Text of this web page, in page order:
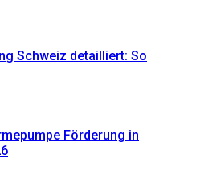
Schweiz detailliert: So
Förderung in